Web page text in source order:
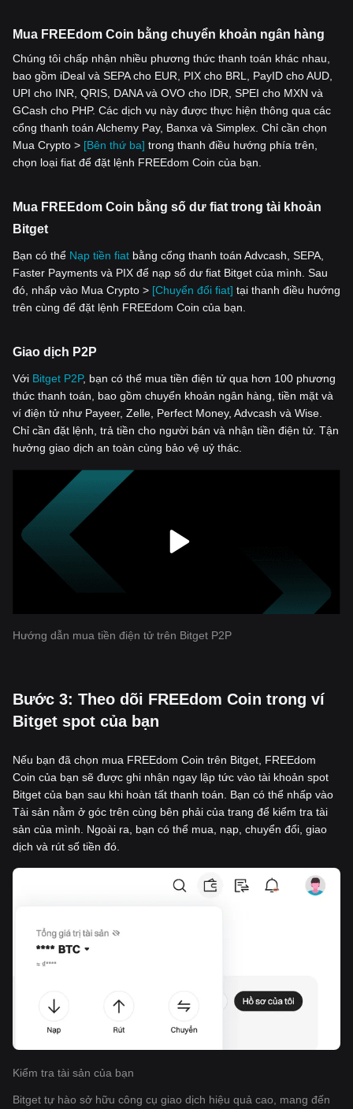
Mua FREEdom Coin bằng chuyển khoản ngân hàng
Chúng tôi chấp nhận nhiều phương thức thanh toán khác nhau,
bao gồm iDeal và SEPA cho EUR, PIX cho BRL, PayID cho AUD,
UPI cho INR, QRIS, DANA và OVO cho IDR, SPEI cho MXN và
GCash cho PHP. Các dịch vụ này được thực hiện thông qua các
cổng thanh toán Alchemy Pay, Banxa và Simplex. Chỉ cần chọn
Mua Crypto > [Bên thứ ba] trong thanh điều hướng phía trên,
chọn loại fiat để đặt lệnh FREEdom Coin của bạn.
Mua FREEdom Coin bằng số dư fiat trong tài khoản
Bitget
Bạn có thể Nạp tiền fiat bằng cổng thanh toán Advcash, SEPA,
Faster Payments và PIX để nạp số dư fiat Bitget của mình. Sau
đó, nhấp vào Mua Crypto > [Chuyển đổi fiat] tại thanh điều hướng
trên cùng để đặt lệnh FREEdom Coin của bạn.
Giao dịch P2P
Với ‌Bitget P2P, bạn có thể mua tiền điện tử qua hơn 100 phương
thức thanh toán, bao gồm chuyển khoản ngân hàng, tiền mặt và
ví điện tử như Payeer, Zelle, Perfect Money, Advcash và Wise.
Chỉ cần đặt lệnh, trả tiền cho người bán và nhận tiền điện tử. Tận
hưởng giao dịch an toàn cùng bảo vệ uỷ thác.
Hướng dẫn mua tiền điện tử trên Bitget P2P
‌Bước 3: Theo dõi FREEdom Coin trong ví
Bitget spot của bạn
Nếu bạn đã chọn mua FREEdom Coin trên Bitget, FREEdom
Coin của bạn sẽ được ghi nhận ngay lập tức vào tài khoản spot
Bitget của bạn sau khi hoàn tất thanh toán. Bạn có thể nhấp vào
Tài sản nằm ở góc trên cùng bên phải của trang để kiểm tra tài
sản của mình. Ngoài ra, bạn có thể mua, nạp, chuyển đổi, giao
dịch và rút số tiền đó.
Kiểm tra tài sản của bạn
Bitget tự hào sở hữu công cụ giao dịch hiệu quả cao, mang đến